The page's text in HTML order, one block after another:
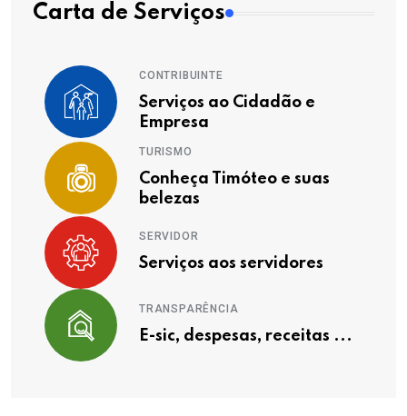
Carta de Serviços
CONTRIBUINTE
Serviços ao Cidadão e
Empresa
TURISMO
Conheça Timóteo e suas
belezas
SERVIDOR
Serviços aos servidores
TRANSPARÊNCIA
E-sic, despesas, receitas ...